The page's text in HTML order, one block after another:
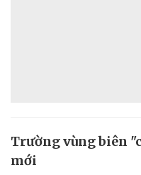
Trường vùng biên
mới